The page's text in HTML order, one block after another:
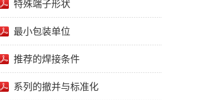
特殊端子形状
最小包装单位
推荐的焊接条件
系列的撤并与标准化